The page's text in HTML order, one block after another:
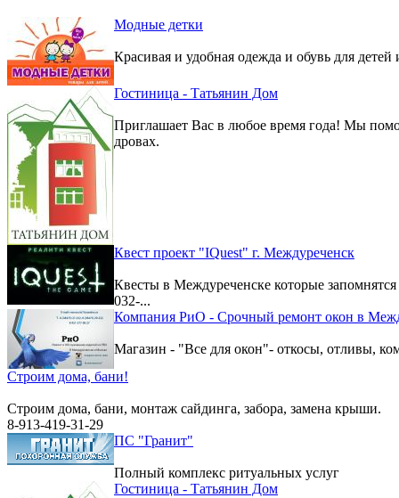
Модные детки
Красивая и удобная одежда и обувь для детей
Гостиница - Татьянин Дом
Приглашает Вас в любое время года! Мы
дровах.
Квест проект "IQuest" г. Междуреченск
Квесты в Междуреченске которые
032-...
Компания РиО - Срочный ремонт окон в
Магазин - "Все для окон"- откосы, отливы,
Строим дома, бани!
Строим дома, бани, монтаж сайдинга, забора, замена крыши.
8-913-419-31-29
ПС "Гранит"
Полный комплекс ритуальных услуг
Гостиница - Татьянин Дом